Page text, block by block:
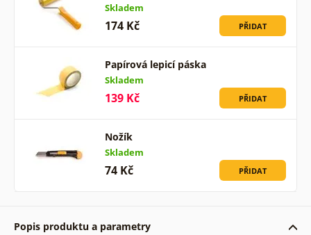
Skladem
174 Kč PŘIDAT
Papírová lepicí páska
Skladem
139 Kč PŘIDAT
Nožík
Skladem
74 Kč PŘIDAT
Popis produktu a parametry